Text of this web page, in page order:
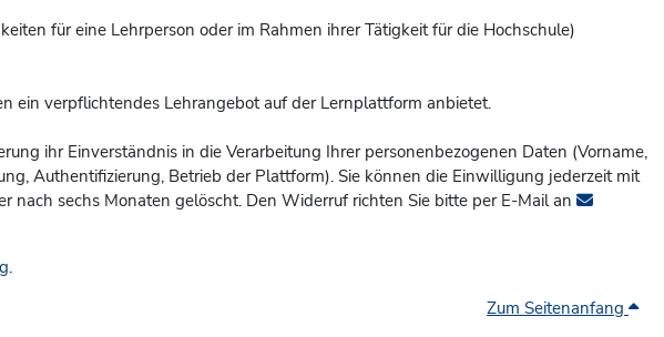
für eine Lehrperson oder im Rahmen ihrer Tätigkeit für die Hochschule)
ein verpflichtendes Lehrangebot auf der Lernplattform anbietet.
ihr Einverständnis in die Verarbeitung Ihrer personenbezogenen Daten (Vorname,
Authentifizierung, Betrieb der Plattform). Sie können die Einwilligung jederzeit mit
sechs Monaten gelöscht. Den Widerruf richten Sie bitte per E-Mail an
.
Zum Seitenanfang